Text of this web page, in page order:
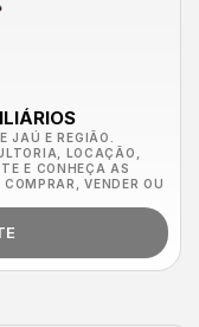
JAÚ E REGIÃO.
LOCAÇÃO,
E CONHEÇA AS
VENDER OU